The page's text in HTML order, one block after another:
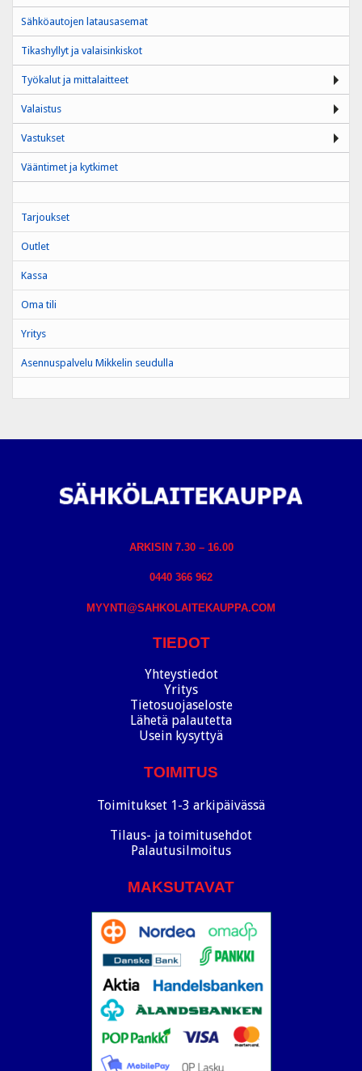
Sähköautojen latausasemat
Tikashyllyt ja valaisinkiskot
Työkalut ja mittalaitteet
Valaistus
Vastukset
Vääntimet ja kytkimet
Tarjoukset
Outlet
Kassa
Oma tili
Yritys
Asennuspalvelu Mikkelin seudulla
ARKISIN 7.30 – 16.00
0440 366 962
MYYNTI@SAHKOLAITEKAUPPA.COM
TIEDOT
Yhteystiedot
Yritys
Tietosuojaseloste
Lähetä palautetta
Usein kysyttyä
TOIMITUS
Toimitukset 1-3 arkipäivässä
Tilaus- ja toimitusehdot
Palautusilmoitus
MAKSUTAVAT